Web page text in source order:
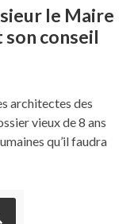
le Maire
son conseil
architectes des
vieux de 8 ans
qu’il faudra